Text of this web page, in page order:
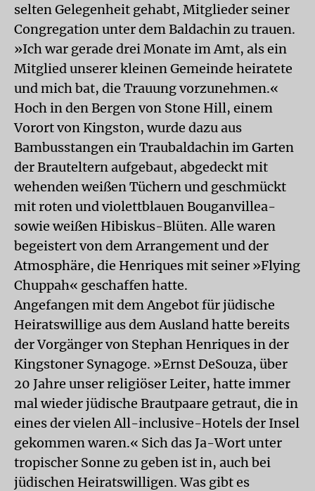
selten Gelegenheit gehabt, Mitglieder seiner
Congregation unter dem Baldachin zu trauen.
»Ich war gerade drei Monate im Amt, als ein
Mitglied unserer kleinen Gemeinde heiratete
und mich bat, die Trauung vorzunehmen.«
Hoch in den Bergen von Stone Hill, einem
Vorort von Kingston, wurde dazu aus
Bambusstangen ein Traubaldachin im Garten
der Brauteltern aufgebaut, abgedeckt mit
wehenden weißen Tüchern und geschmückt
mit roten und violettblauen Bouganvillea-
sowie weißen Hibiskus-Blüten. Alle waren
begeistert von dem Arrangement und der
Atmosphäre, die Henriques mit seiner »Flying
Chuppah« geschaffen hatte.
Angefangen mit dem Angebot für jüdische
Heiratswillige aus dem Ausland hatte bereits
der Vorgänger von Stephan Henriques in der
Kingstoner Synagoge. »Ernst DeSouza, über
20 Jahre unser religiöser Leiter, hatte immer
mal wieder jüdische Brautpaare getraut, die in
eines der vielen All-inclusive-Hotels der Insel
gekommen waren.« Sich das Ja-Wort unter
tropischer Sonne zu geben ist in, auch bei
jüdischen Heiratswilligen. Was gibt es